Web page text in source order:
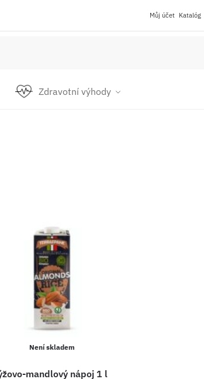
Můj účet Katalóg
Zdravotní výhody
Není skladem
mandlový nápoj 1 l